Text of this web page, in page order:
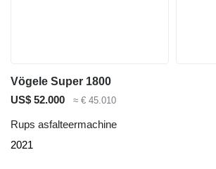
Vögele Super 1800
US$ 52.000
≈ € 45.010
Rups asfalteermachine
2021